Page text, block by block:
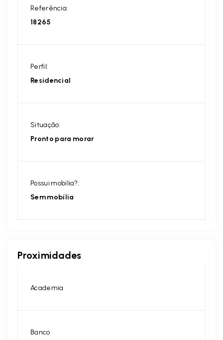
Referência:
18265
Perfil:
Residencial
Situação:
Pronto para morar
Possui mobília?:
Sem mobília
Proximidades
Academia
Banco